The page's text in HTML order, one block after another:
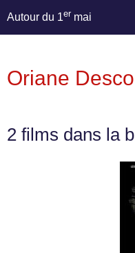
Autour du 1er mai
Oriane
2 films dans la